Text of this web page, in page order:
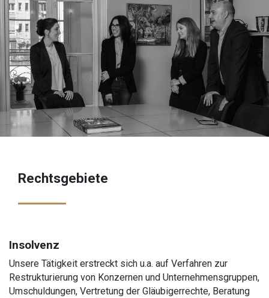
Rechtsgebiete
Insolvenz
Unsere Tätigkeit erstreckt sich u.a. auf Verfahren zur
Restrukturierung von Konzernen und Unternehmensgruppen,
Umschuldungen, Vertretung der Gläubigerrechte, Beratung